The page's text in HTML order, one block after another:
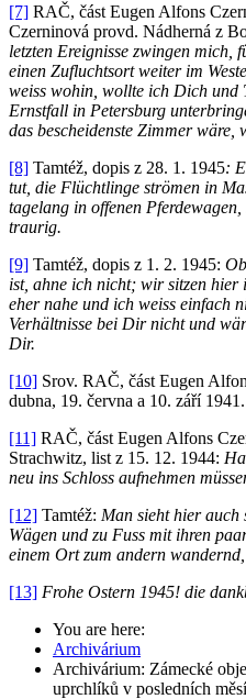
[7] RAČ, část Eugen Alfons
Czerninová provd. Nádherná z
letzten Ereignisse zwingen mich,
einen Zufluchtsort weiter im
weiss wohin, wollte ich Dich und
Ernstfall in Petersburg
das bescheidenste Zimmer wäre,
[8] Tamtéž, dopis z 28. 1. 1945:
tut, die Flüchtlinge strömen in
tagelang in offenen
traurig.
[9] Tamtéž, dopis z 1. 2. 1945:
ist, ahne ich nicht; wir sitzen hier
eher nahe und ich weiss einfach
Verhältnisse bei Dir nicht und
Dir.
[10] Srov. RAČ, část Eugen
dubna, 19. června a 10. září 1941.
[11] RAČ, část Eugen Alfons
Strachwitz, list z 15. 12. 1944:
neu ins Schloss aufnehmen
[12] Tamtéž: Man sieht hier auch
Wägen und zu Fuss mit ihren
einem Ort zum andern
[13] Frohe Ostern 1945! die
You are here:
Archivárium
Archivárium: Zámecké
uprchlíků v posledních